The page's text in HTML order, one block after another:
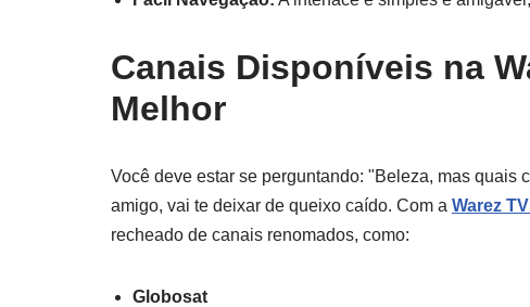
Canais Disponíveis na
Melhor
Você deve estar se perguntando: "Beleza, mas quais
amigo, vai te deixar de queixo caído. Com a Warez
recheado de canais renomados, como:
Globosat